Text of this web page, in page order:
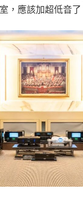
，應該加超低音了